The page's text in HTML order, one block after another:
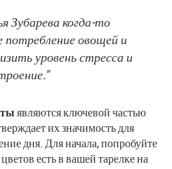
Зубарева когда-то
потребление овощей и
уровень стресса и
являются ключевой частью
их значимость для
дня. Для начала, попробуйте
есть в вашей тарелке на